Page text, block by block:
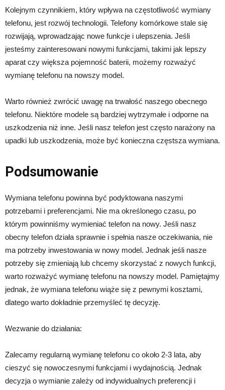
Kolejnym czynnikiem, który wpływa na częstotliwość wymiany
telefonu, jest rozwój technologii. Telefony komórkowe stale się
rozwijają, wprowadzając nowe funkcje i ulepszenia. Jeśli
jesteśmy zainteresowani nowymi funkcjami, takimi jak lepszy
aparat czy większa pojemność baterii, możemy rozważyć
wymianę telefonu na nowszy model.
Warto również zwrócić uwagę na trwałość naszego obecnego
telefonu. Niektóre modele są bardziej wytrzymałe i odporne na
uszkodzenia niż inne. Jeśli nasz telefon jest często narażony na
upadki lub uszkodzenia, może być konieczna częstsza wymiana.
Podsumowanie
Wymiana telefonu powinna być podyktowana naszymi
potrzebami i preferencjami. Nie ma określonego czasu, po
którym powinniśmy wymieniać telefon na nowy. Jeśli nasz
obecny telefon działa sprawnie i spełnia nasze oczekiwania, nie
ma potrzeby inwestowania w nowy model. Jednak jeśli nasze
potrzeby się zmieniają lub chcemy skorzystać z nowych funkcji,
warto rozważyć wymianę telefonu na nowszy model. Pamiętajmy
jednak, że wymiana telefonu wiąże się z pewnymi kosztami,
dlatego warto dokładnie przemyśleć tę decyzję.
Wezwanie do działania:
Zalecamy regularną wymianę telefonu co około 2-3 lata, aby
cieszyć się nowoczesnymi funkcjami i wydajnością. Jednak
decyzja o wymianie zależy od indywidualnych preferencji i